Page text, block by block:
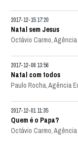
2017-12-15 17:20
Natal sem Jesus
Octávio Carmo, Agência
2017-12-08 13:56
Natal com todos
Paulo Rocha, Agência
2017-12-01 11:35
Quem é o Papa?
Octávio Carmo, Agência